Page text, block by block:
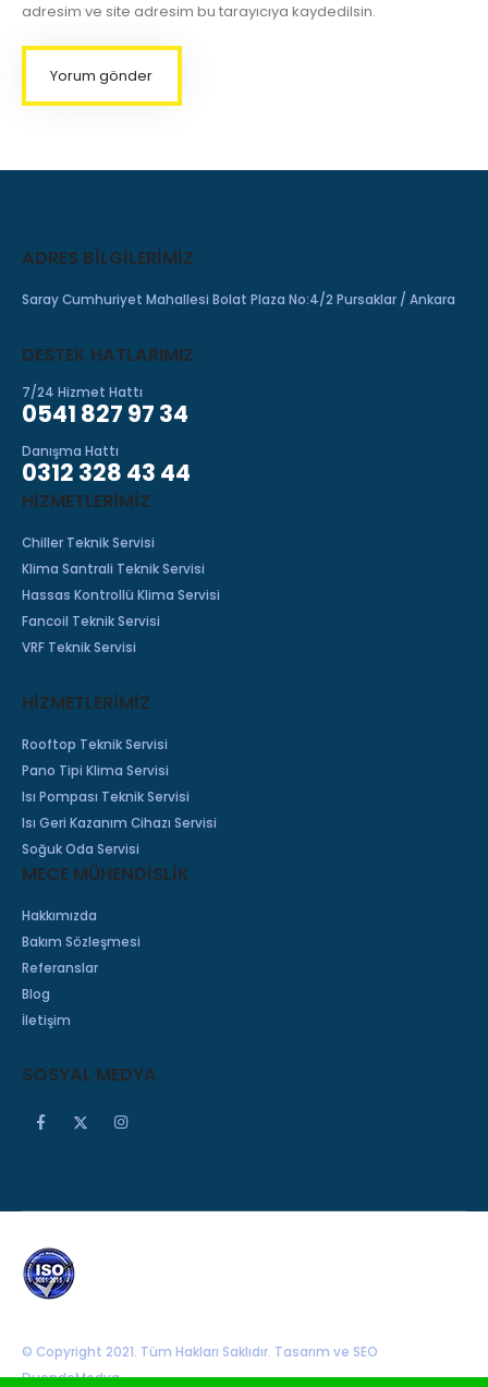
adresim ve site adresim bu tarayıcıya kaydedilsin.
ADRES BILGILERIMIZ
Saray Cumhuriyet Mahallesi Bolat Plaza No:4/2 Pursaklar / Ankara
DESTEK HATLARIMIZ
7/24 Hizmet Hattı
0541 827 97 34
Danışma Hattı
0312 328 43 44
HIZMETLERIMIZ
Chiller Teknik Servisi
Klima Santrali Teknik Servisi
Hassas Kontrollü Klima Servisi
Fancoil Teknik Servisi
VRF Teknik Servisi
HİZMETLERİMİZ
Rooftop Teknik Servisi
Pano Tipi Klima Servisi
Isı Pompası Teknik Servisi
Isı Geri Kazanım Cihazı Servisi
Soğuk Oda Servisi
MECE MÜHENDİSLİK
Hakkımızda
Bakım Sözleşmesi
Referanslar
Blog
İletişim
SOSYAL MEDYA
© Copyright 2021. Tüm Hakları Saklıdır. Tasarım ve SEO
DuendeMedya